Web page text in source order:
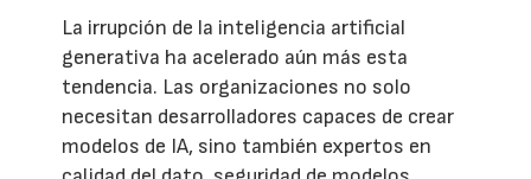
La irrupción de la inteligencia artificial
generativa ha acelerado aún más esta
tendencia. Las organizaciones no solo
necesitan desarrolladores capaces de crear
modelos de IA, sino también expertos en